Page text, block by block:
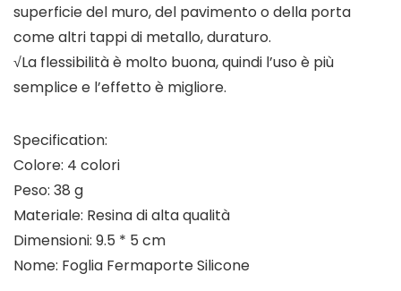
superficie del muro, del pavimento o della porta
come altri tappi di metallo, duraturo.
√La flessibilità è molto buona, quindi l’uso è più
semplice e l’effetto è migliore.
Specification:
Colore: 4 colori
Peso: 38 g
Materiale: Resina di alta qualità
Dimensioni: 9.5 * 5 cm
Nome: Foglia Fermaporte Silicone